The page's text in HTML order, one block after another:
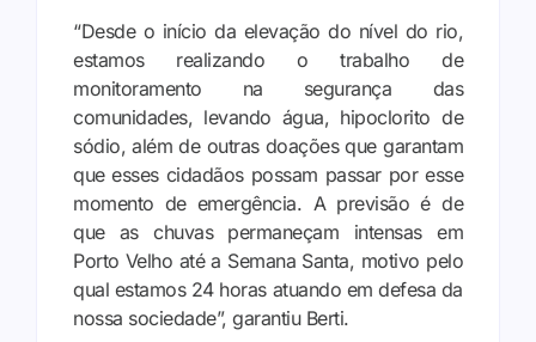
“Desde o início da elevação do nível do rio,
estamos realizando o trabalho de
monitoramento na segurança das
comunidades, levando água, hipoclorito de
sódio, além de outras doações que garantam
que esses cidadãos possam passar por esse
momento de emergência. A previsão é de
que as chuvas permaneçam intensas em
Porto Velho até a Semana Santa, motivo pelo
qual estamos 24 horas atuando em defesa da
nossa sociedade”, garantiu Berti.